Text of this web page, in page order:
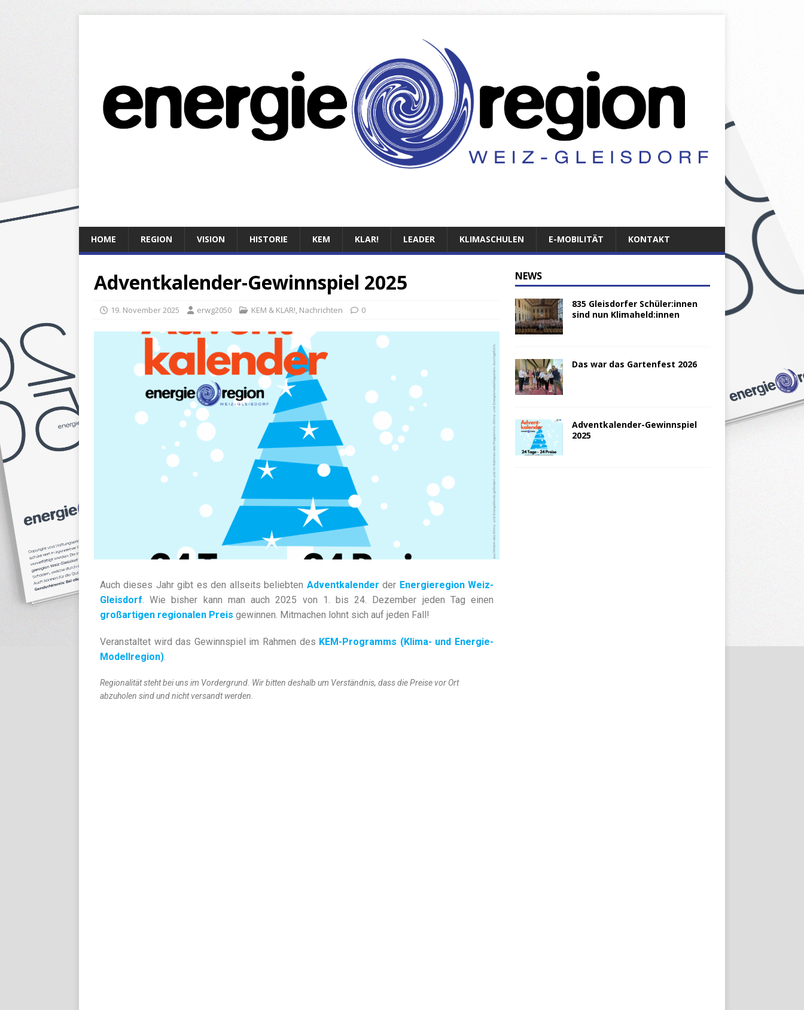
HOME REGION VISION HISTORIE KEM KLAR! LEADER KLIMASCHULEN E-MOBILITÄT KONTAKT
Adventkalender-Gewinnspiel 2025
19. November 2025 erwg2050 KEM & KLAR!, Nachrichten 0
Auch dieses Jahr gibt es den allseits beliebten Adventkalender der Energieregion Weiz-
Gleisdorf. Wie bisher kann man auch 2025 von 1. bis 24. Dezember jeden Tag einen
großartigen regionalen Preis gewinnen. Mitmachen lohnt sich auf jeden Fall!
Veranstaltet wird das Gewinnspiel im Rahmen des KEM-Programms (Klima- und Energie-
Modellregion).
Regionalität steht bei uns im Vordergrund. Wir bitten deshalb um Verständnis, dass die Preise vor Ort
abzuholen sind und nicht versandt werden.
NEWS
835 Gleisdorfer Schüler:innen
sind nun Klimaheld:innen
Das war das Gartenfest 2026
Adventkalender-Gewinnspiel
2025